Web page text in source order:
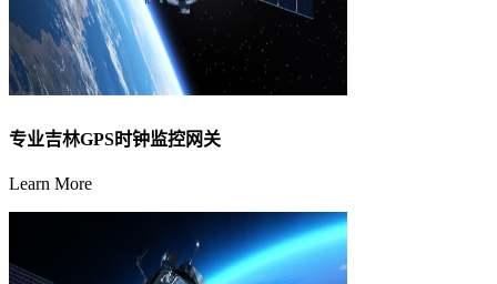
专业吉林GPS时钟监控网关
Learn More